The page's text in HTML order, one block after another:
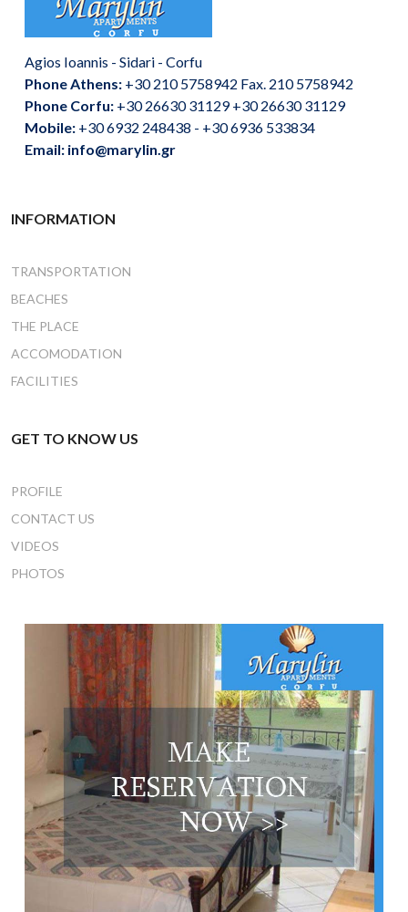
Agios Ioannis - Sidari - Corfu
Phone Athens: +30 210 5758942 Fax. 210 5758942
Phone Corfu: +30 26630 31129 +30 26630 31129
Mobile: +30 6932 248438 - +30 6936 533834
Email: info@marylin.gr
INFORMATION
TRANSPORTATION
BEACHES
THE PLACE
ACCOMODATION
FACILITIES
GET TO KNOW US
PROFILE
CONTACT US
VIDEOS
PHOTOS